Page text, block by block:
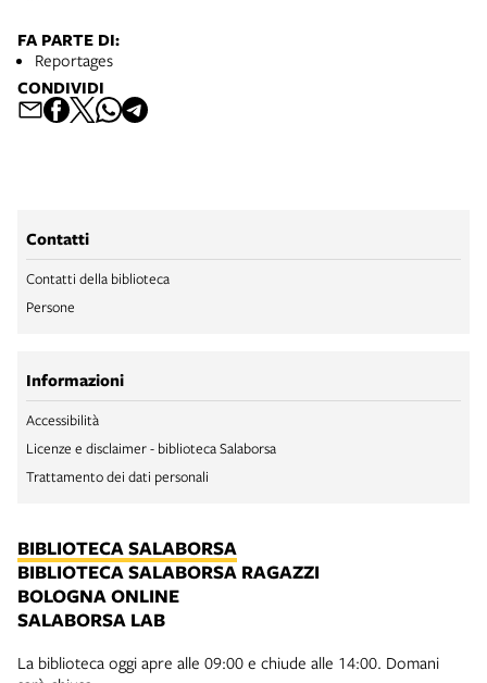
FA PARTE DI:
Reportages
CONDIVIDI
Contatti
Contatti della biblioteca
Persone
Informazioni
Accessibilità
Licenze e disclaimer - biblioteca Salaborsa
Trattamento dei dati personali
BIBLIOTECA SALABORSA
BIBLIOTECA SALABORSA RAGAZZI
BOLOGNA ONLINE
SALABORSA LAB
La biblioteca oggi apre alle 09:00 e chiude alle 14:00. Domani